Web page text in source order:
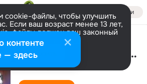
Войти
cookie-файлы, чтобы улучшить
Если ваш возраст менее 13 лет,
файлы должен ваш законный
Больше информации
Настроить Fallin In Love (Digital Mode & Layla Moore Remode)
Funkerman
контенте
— здесь